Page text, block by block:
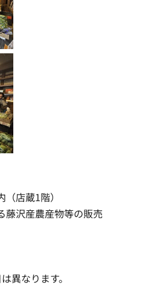
店蔵1階）
沢産農産物等の販売
異なります。